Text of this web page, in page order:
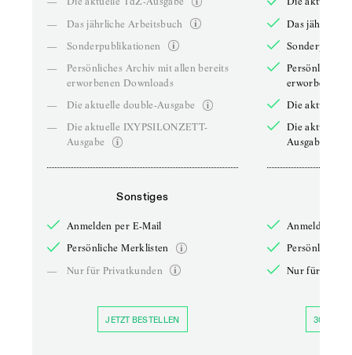
—
Das jährliche Arbeitsbuch
—
Sonderpublikationen
—
Persönliches Archiv mit allen bereits
erworbenen Downloads
—
Die aktuelle double-Ausgabe
—
Die aktuelle IXYPSILONZETT-
Ausgabe
Sonstiges
Anmelden per E-Mail
Persönliche Merklisten
—
Nur für Privatkunden
JETZT BESTELLEN
Das jährliche
Persönliches
erworbenen
Die aktuelle
Die aktuelle
Ausgabe
Anmelden
Persönliche
Nur für
30 TAGE